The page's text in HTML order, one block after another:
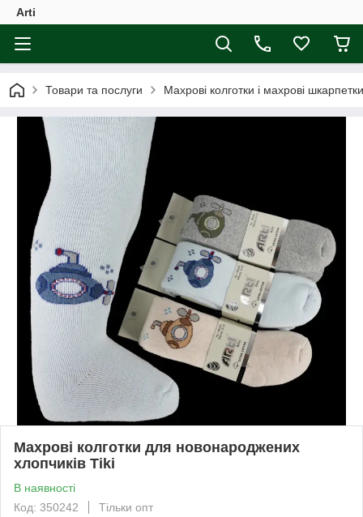
Arti
Товари та послуги Махрові колготки і махрові
Махрові колготки для новонароджених
хлопчиків Tiki
В наявності
Код: 350242
Тільки опт